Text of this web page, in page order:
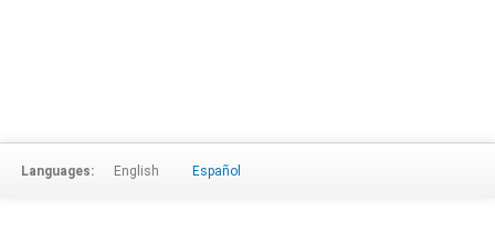
Languages: English Español